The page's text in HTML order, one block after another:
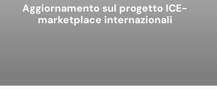
Aggiornamento sul progetto ICE-
marketplace internazionali